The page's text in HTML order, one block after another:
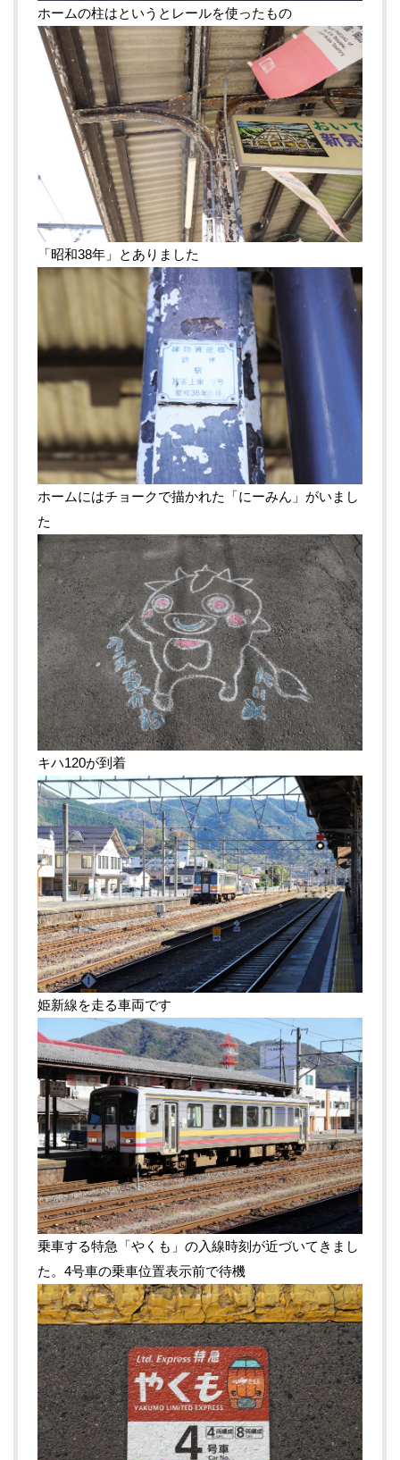
ホームの柱はというとレールを使ったもの
「昭和38年」とありました
ホームにはチョークで描かれた「にーみん」がいまし
た
キハ120が到着
姫新線を走る車両です
乗車する特急「やくも」の入線時刻が近づいてきまし
た。4号車の乗車位置表示前で待機